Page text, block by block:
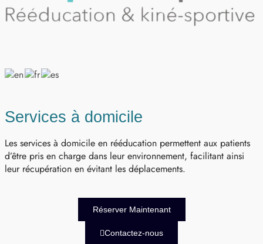
Services à domicile
Les services à domicile en rééducation permettent aux patients
d’être pris en charge dans leur environnement, facilitant ainsi
leur récupération en évitant les déplacements.
Réserver Maintenant
Contactez-nous